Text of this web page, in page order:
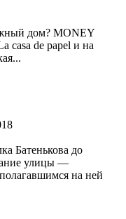
дом? MONEY
casa de papel и на
Батенькова до
улицы —
на ней